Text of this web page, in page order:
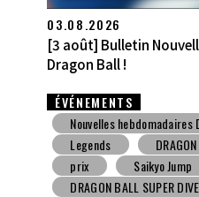
27.07.2026
[27 juillet] Bulletin
Dragon Ball !
ÉVÉNEMENTS
Nouvelles
Jouet avec une friandise
DBSCG
DRAGON BALL